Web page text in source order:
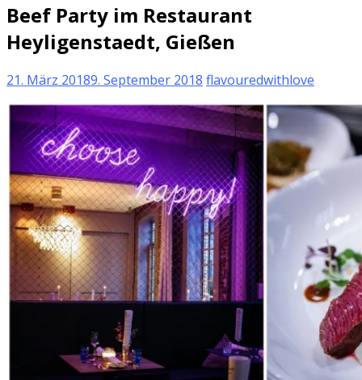
Beef Party im Restaurant
Heyligenstaedt, Gießen
21. März 20189. September 2018 flavouredwithlove